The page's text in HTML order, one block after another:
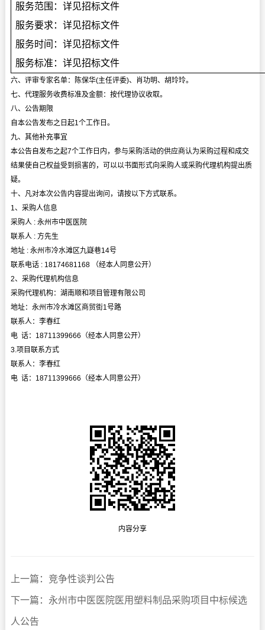
服务范围：详见招标文件
服务要求：详见招标文件
服务时间：详见招标文件
服务标准：详见招标文件
六、评审专家名单：陈保华(主任评委)、肖功明、胡玲玲。
七、代理服务收费标准及金额：按代理协议收取。
八、公告期限
自本公告发布之日起1个工作日。
九、其他补充事宜
本公告自发布之起7个工作日内，参与采购活动的供应商认为采购过程和成交
结果使自己权益受到损害的，可以以书面形式向采购人或采购代理机构提出质
疑。
十、凡对本次公告内容提出询问，请按以下方式联系。
1、采购人信息
采购人 : 永州市中医医院
联系人 : 方先生
地址 : 永州市冷水滩区九嶷巷14号
联系电话 : 18174681168 （经本人同意公开）
2、采购代理机构信息
采购代理机构：湖南顺和项目管理有限公司
地址：永州市冷水滩区商贸街1号路
联系人：李春红
电 话：18711399666（经本人同意公开）
3.项目联系方式
联系人：李春红
电 话：18711399666（经本人同意公开）
内容分享
上一篇：竞争性谈判公告
下一篇：永州市中医医院医用塑料制品采购项目中标候选
人公告